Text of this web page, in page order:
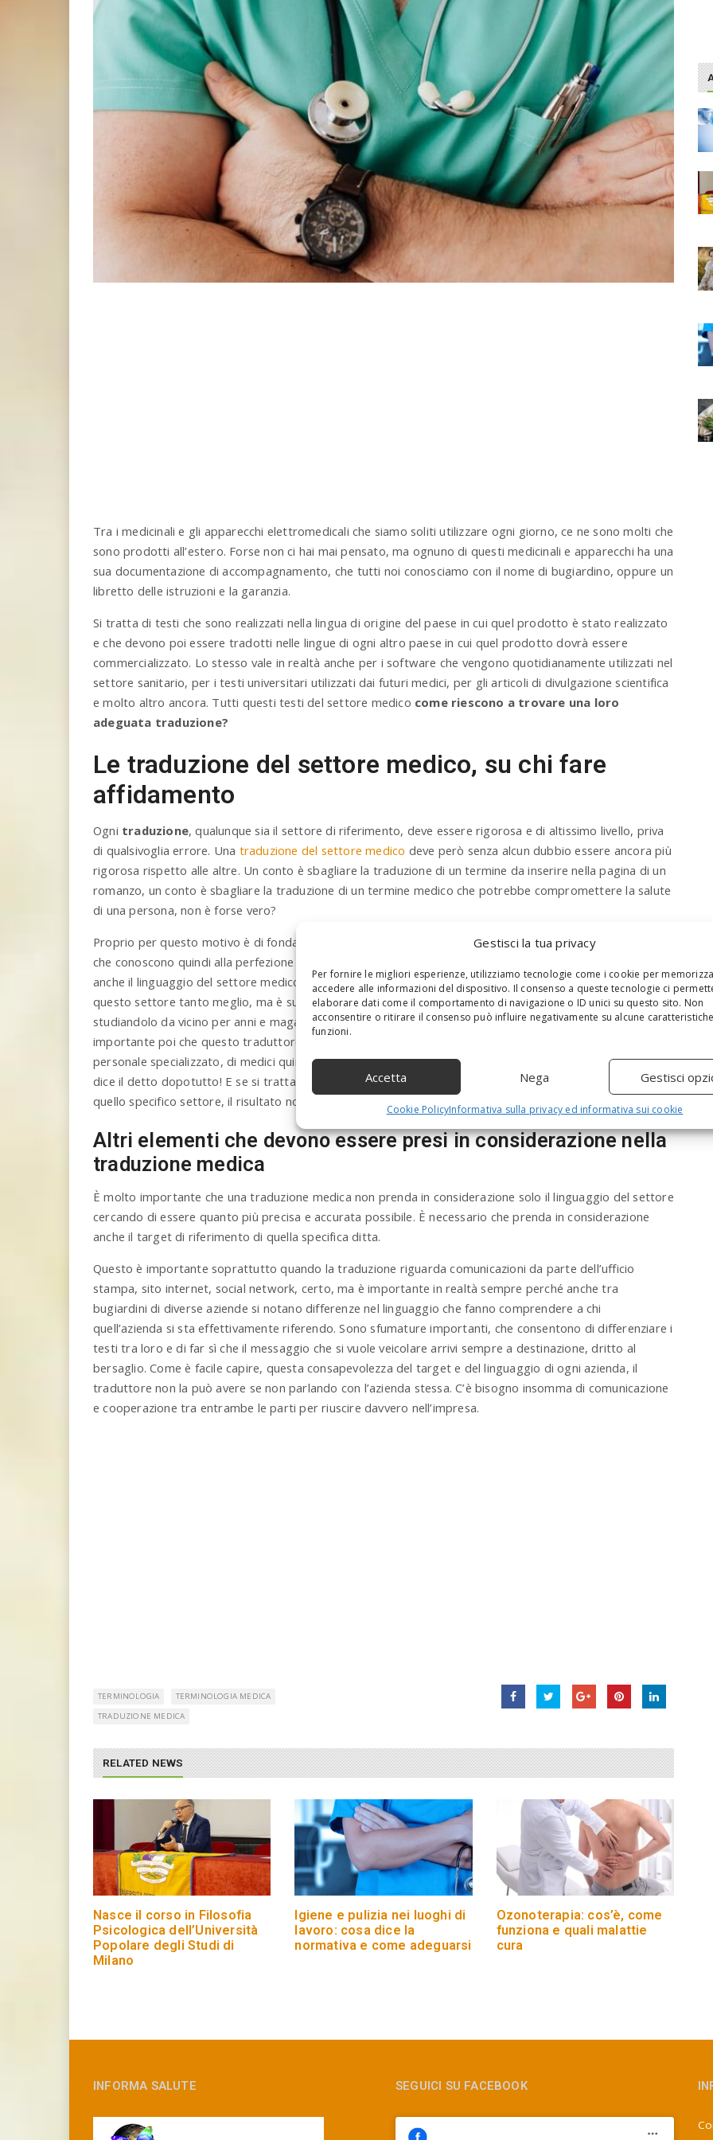
Gestisci la tua privacy
Per fornire le migliori esperienze, utilizziamo tecnologie come i cookie per
accedere alle informazioni del dispositivo. Il consenso a queste tecnologie ci
elaborare dati come il comportamento di navigazione o ID unici su questo sito. Non
acconsentire o ritirare il consenso può influire negativamente su alcune
funzioni.
Accetta Nega Gestisci
Cookie PolicyInformativa sulla privacy ed informativa sui cookie
Tra i medicinali e gli apparecchi elettromedicali che siamo soliti utilizzare ogni giorno, ce ne sono molti che
sono prodotti all’estero. Forse non ci hai mai pensato, ma ognuno di questi medicinali e apparecchi ha una
sua documentazione di accompagnamento, che tutti noi conosciamo con il nome di bugiardino, oppure un
libretto delle istruzioni e la garanzia.
Si tratta di testi che sono realizzati nella lingua di origine del paese in cui quel prodotto è stato realizzato
e che devono poi essere tradotti nelle lingue di ogni altro paese in cui quel prodotto dovrà essere
commercializzato. Lo stesso vale in realtà anche per i software che vengono quotidianamente utilizzati nel
settore sanitario, per i testi universitari utilizzati dai futuri medici, per gli articoli di divulgazione scientifica
e molto altro ancora. Tutti questi testi del settore medico come riescono a trovare una loro
adeguata traduzione?
Le traduzione del settore medico, su chi fare
affidamento
Ogni traduzione, qualunque sia il settore di riferimento, deve essere rigorosa e di altissimo livello, priva
di qualsivoglia errore. Una traduzione del settore medico deve però senza alcun dubbio essere ancora più
rigorosa rispetto alle altre. Un conto è sbagliare la traduzione di un termine da inserire nella pagina di un
romanzo, un conto è sbagliare la traduzione di un termine medico che potrebbe compromettere la salute
di una persona, non è forse vero?
Proprio per questo motivo è di fondamentale importanza fare affidamento su dei traduttori specializzati,
che conoscono quindi alla perfezione la lingua di partenza e quella di arrivo, che conoscono alla perfezione
anche il linguaggio del settore medico farmaceutico. Se si tratta di persone che hanno fatto studi in
questo settore tanto meglio, ma è sufficiente che abbiano scelto di specializzarsi in questo linguaggio,
studiandolo da vicino per anni e magari anche seguendo appositi corsi e aggiornamenti. È molto
importante poi che questo traduttore abbia la possibilità di richiedere l’aiuto e la collaborazione di
personale specializzato, di medici quindi, infermieri, farmacisti e simili. Quattro occhi sono meglio di due,
dice il detto dopotutto! E se si tratta di occhi di figure altamente specializzate che lavorano da anni in
quello specifico settore, il risultato non può che dirsi impeccabile.
Altri elementi che devono essere presi in considerazione nella
traduzione medica
È molto importante che una traduzione medica non prenda in considerazione solo il linguaggio del settore
cercando di essere quanto più precisa e accurata possibile. È necessario che prenda in considerazione
anche il target di riferimento di quella specifica ditta.
Questo è importante soprattutto quando la traduzione riguarda comunicazioni da parte dell’ufficio
stampa, sito internet, social network, certo, ma è importante in realtà sempre perché anche tra
bugiardini di diverse aziende si notano differenze nel linguaggio che fanno comprendere a chi
quell’azienda si sta effettivamente riferendo. Sono sfumature importanti, che consentono di differenziare i
testi tra loro e di far sì che il messaggio che si vuole veicolare arrivi sempre a destinazione, dritto al
bersaglio. Come è facile capire, questa consapevolezza del target e del linguaggio di ogni azienda, il
traduttore non la può avere se non parlando con l’azienda stessa. C’è bisogno insomma di comunicazione
e cooperazione tra entrambe le parti per riuscire davvero nell’impresa.
TERMINOLOGIA
TERMINOLOGIA MEDICA
TRADUZIONE MEDICA
RELATED NEWS
Nasce il corso in Filosofia
Psicologica dell’Università
Popolare degli Studi di
Milano
Igiene e pulizia nei luoghi di
lavoro: cosa dice la
normativa e come adeguarsi
Ozonoterapia: cos’è, come
funziona e quali malattie
cura
S
r
c
h
d
INFORMA SALUTE SEGUICI SU FACEBOOK